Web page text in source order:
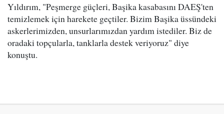
Yıldırım, "Peşmerge güçleri, Başika kasabasını DAEŞ'ten
temizlemek için harekete geçtiler. Bizim Başika üssündeki
askerlerimizden, unsurlarımızdan yardım istediler. Biz de
oradaki topçularla, tanklarla destek veriyoruz" diye
konuştu.